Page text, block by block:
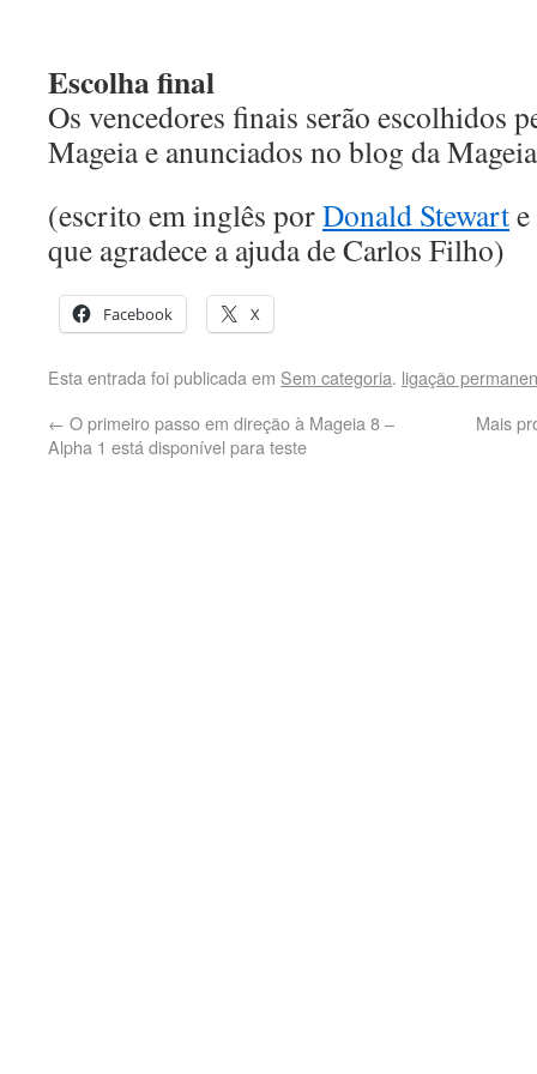
Escolhafinal
Os vencedores finais serão escolhidos
Mageia e anunciados no blog da
(escrito em inglês porDonald Stewart
que agradece a ajuda de Carlos Filho)
Facebook X
Esta entrada foi publicada em Sem categoria. ligação
← O primeiro passo em direção à Mageia 8 –
Alpha 1 está disponível para teste
Mais